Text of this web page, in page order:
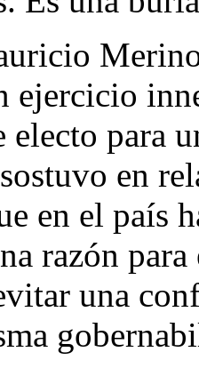
ejercicio
electo para
en
en el país
razón
una